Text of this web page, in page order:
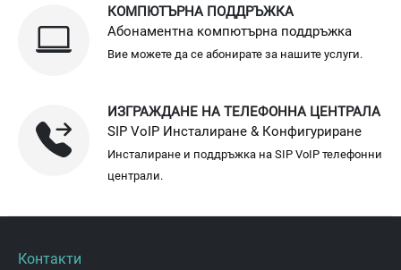
КОМПЮТЪРНА ПОДДРЪЖКА
Абонаментна компютърна поддръжка
Вие можете да се абонирате за нашите услуги.
ИЗГРАЖДАНЕ НА ТЕЛЕФОННА ЦЕНТРАЛА
SIP VoIP Инсталиране & Конфигуриране
Инсталиране и поддръжка на SIP VoIP телефонни
централи.
Контакти